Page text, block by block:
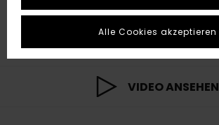
VIDEO ANSEHEN
Alle Cookies akzeptieren